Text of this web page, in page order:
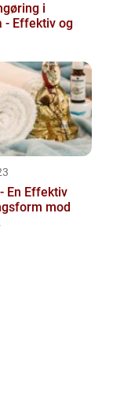
i
- Effektiv og
En Effektiv
mod